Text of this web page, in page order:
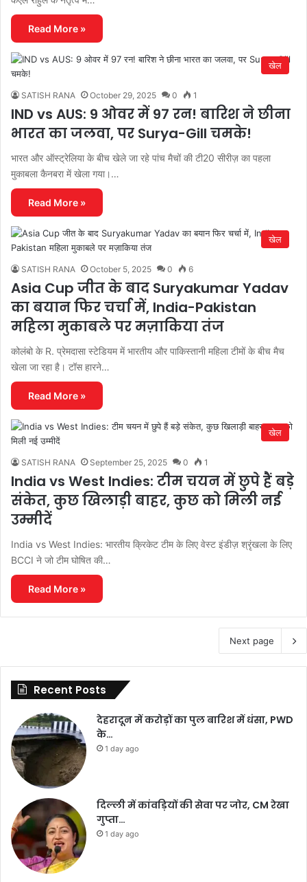
Read More »
खेल
SATISH RANA October 29, 2025 0 1
IND vs AUS: 9 ओवर में 97 रन! बारिश ने छीना
भारत का जलवा, पर Surya-Gill चमके!
भारत और ऑस्ट्रेलिया के बीच खेले जा रहे पांच मैचों की टी20 सीरीज़ का पहला
मुकाबला कैनबरा में खेला गया।…
Read More »
खेल
SATISH RANA October 5, 2025 0 6
Asia Cup जीत के बाद Suryakumar Yadav
का बयान फिर चर्चा में, India-Pakistan
महिला मुकाबले पर मज़ाकिया तंज
कोलंबो के R. प्रेमदासा स्टेडियम में भारतीय और पाकिस्तानी महिला टीमों के बीच मैच
खेला जा रहा है। टॉस हारने…
Read More »
खेल
SATISH RANA September 25, 2025 0 1
India vs West Indies: टीम चयन में छुपे हैं बड़े
संकेत, कुछ खिलाड़ी बाहर, कुछ को मिली नई
उम्मीदें
India vs West Indies: भारतीय क्रिकेट टीम के लिए वेस्ट इंडीज़ श्रृंखला के लिए
BCCI ने जो टीम घोषित की…
Read More »
Next page
Recent Posts
देहरादून में करोड़ों का पुल बारिश में धंसा, PWD
के…
1 day ago
दिल्ली में कांवड़ियों की सेवा पर जोर, CM रेखा
गुप्ता…
1 day ago